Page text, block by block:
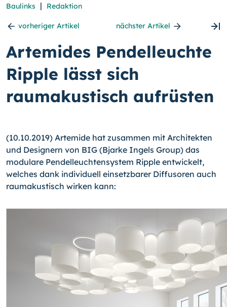
Baulinks | Redaktion
vorheriger Artikel nächster Artikel
Artemides Pendelleuchte
Ripple lässt sich
raumakustisch aufrüsten
(10.10.2019) Artemide hat zusammen mit Architekten
und Designern von BIG (Bjarke Ingels Group) das
modulare Pendelleuchtensystem Ripple entwickelt,
welches dank individuell einsetzbarer Diffusoren auch
raumakustisch wirken kann: